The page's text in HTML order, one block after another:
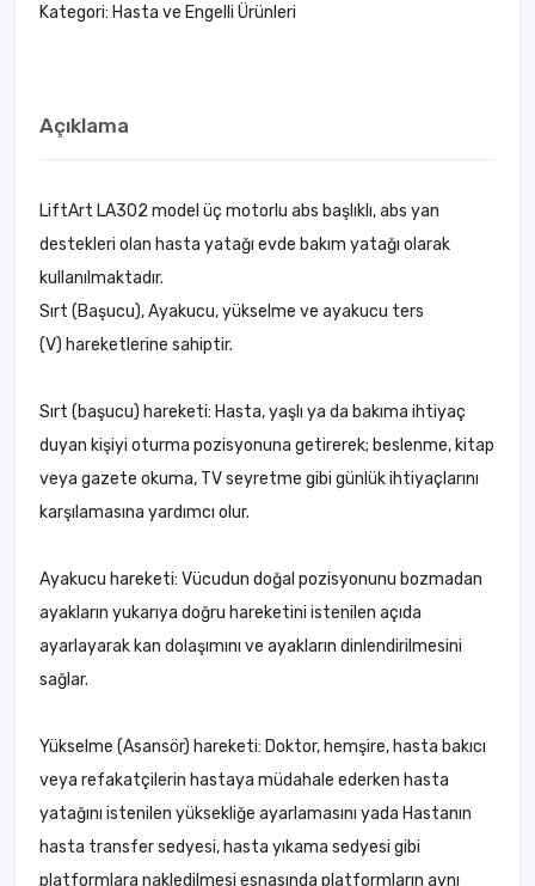
Kategori: Hasta ve Engelli Ürünleri
Açıklama
LiftArt LA302 model üç motorlu abs başlıklı, abs yan
destekleri olan hasta yatağı evde bakım yatağı olarak
kullanılmaktadır.
Sırt (Başucu), Ayakucu, yükselme ve ayakucu ters
(V) hareketlerine sahiptir.
Sırt (başucu) hareketi: Hasta, yaşlı ya da bakıma ihtiyaç
duyan kişiyi oturma pozisyonuna getirerek; beslenme, kitap
veya gazete okuma, TV seyretme gibi günlük ihtiyaçlarını
karşılamasına yardımcı olur.
Ayakucu hareketi: Vücudun doğal pozisyonunu bozmadan
ayakların yukarıya doğru hareketini istenilen açıda
ayarlayarak kan dolaşımını ve ayakların dinlendirilmesini
sağlar.
Yükselme (Asansör) hareketi: Doktor, hemşire, hasta bakıcı
veya refakatçilerin hastaya müdahale ederken hasta
yatağını istenilen yüksekliğe ayarlamasını yada Hastanın
hasta transfer sedyesi, hasta yıkama sedyesi gibi
platformlara nakledilmesi esnasında platformların aynı